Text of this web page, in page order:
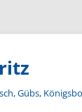
Gübs,